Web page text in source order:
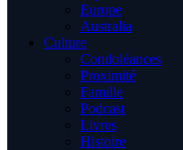
Europe
Australia
Culture
Condoléances
Proximité
Famille
Podcast
Livres
Histoire